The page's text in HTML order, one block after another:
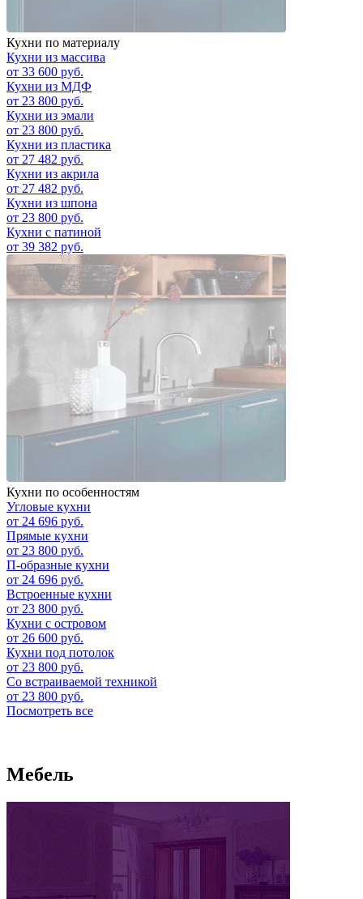
Кухни по материалу
Кухни из массива
от 33 600 руб.
Кухни из МДФ
от 23 800 руб.
Кухни из эмали
от 23 800 руб.
Кухни из пластика
от 27 482 руб.
Кухни из акрила
от 27 482 руб.
Кухни из шпона
от 23 800 руб.
Кухни c патиной
от 39 382 руб.
Кухни по особенностям
Угловые кухни
от 24 696 руб.
Прямые кухни
от 23 800 руб.
П-образные кухни
от 24 696 руб.
Встроенные кухни
от 23 800 руб.
Кухни с островом
от 26 600 руб.
Кухни под потолок
от 23 800 руб.
Со встраиваемой техникой
от 23 800 руб.
Посмотреть все
Мебель